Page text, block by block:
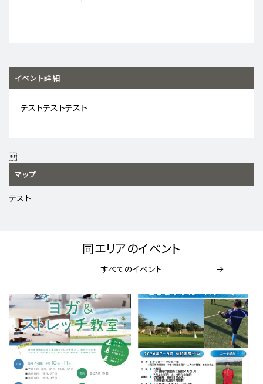
イベント詳細
テストテストテスト

マップ
テスト
同エリアのイベント
すべてのイベント